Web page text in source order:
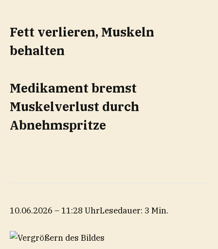
Fett verlieren, Muskeln
behalten
Medikament bremst
Muskelverlust durch
Abnehmspritze
10.06.2026 – 11:28 UhrLesedauer: 3 Min.